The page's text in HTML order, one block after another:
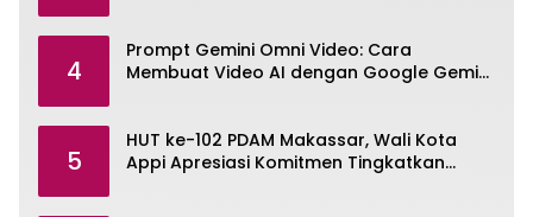
4
Prompt Gemini Omni Video: Cara
Membuat Video AI dengan Google Gemini
5
HUT ke-102 PDAM Makassar, Wali Kota
Appi Apresiasi Komitmen Tingkatkan